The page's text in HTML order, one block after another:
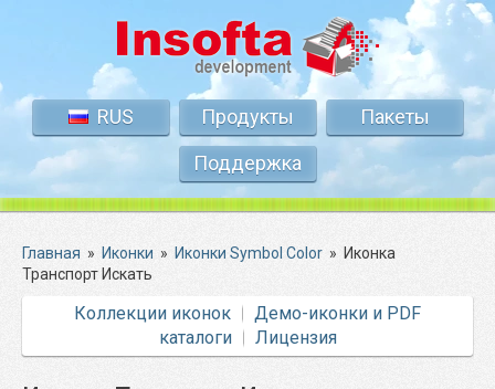
RUS Продукты
Пакеты
Поддержка
Главная » Иконки » Иконки Symbol Color » Иконка
Транспорт Искать
Коллекции иконок
Демо-иконки и PDF
каталоги
Лицензия